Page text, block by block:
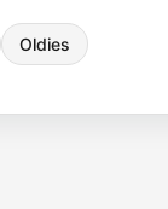
Oldies